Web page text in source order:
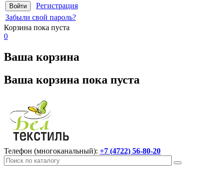
Регистрация
Забыли свой пароль?
Корзина пока пуста
0
Ваша корзина
Ваша корзина пока пуста
Телефон (многоканальный): +7 (4722) 56-80-20